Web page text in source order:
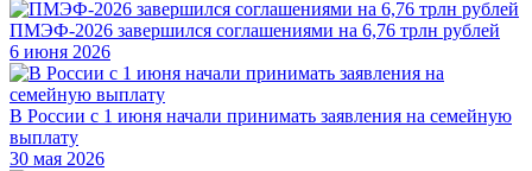
ПМЭФ-2026 завершился соглашениями на 6,76 трлн рублей
6 июня 2026
В России с 1 июня начали принимать заявления на семейную
выплату
30 мая 2026